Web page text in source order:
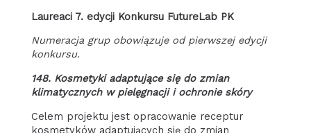
Laureaci 7. edycji Konkursu FutureLab PK
Numeracja grup obowiązuje od pierwszej edycji
konkursu.
148. Kosmetyki adaptujące się do zmian
klimatycznych w pielęgnacji i ochronie skóry
Celem projektu jest opracowanie receptur
kosmetyków adaptujących się do zmian